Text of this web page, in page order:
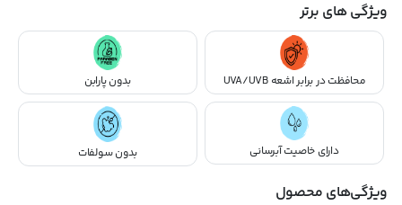
ویژگی های برتر
محافظت در برابر اشعه UVA/UVB بدون پارابن
دارای خاصیت آبرسانی بدون سولفات
ویژگی‌های محصول